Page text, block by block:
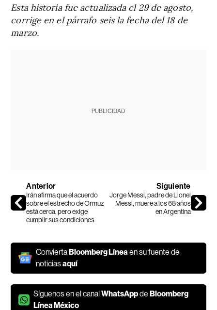
Esta historia fue actualizada el 29 de agosto,
corrige en el párrafo seis la fecha del 18 de
marzo.
PUBLICIDAD
Anterior
Irán afirma que el acuerdo
sobre el estrecho de Ormuz
está cerca, pero exige
cumplir sus condiciones
Siguiente
Jorge Messi, padre de Lionel
Messi, muere a los 68 años
en Argentina
ConviertaBloomberg Línea en su fuente de
noticiasaquí
Síguenos en el canalWhatsAppdeBloomberg
Línea México